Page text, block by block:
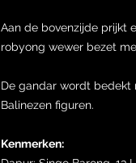
Aan de bovenzijde prijkt
robyong wewer bezet
De gandar wordt bedekt
Balinezen figuren.
Kenmerken: